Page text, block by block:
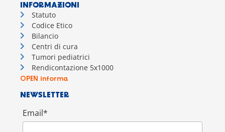
INFORMAZIONI
Statuto
Codice Etico
Bilancio
Centri di cura
Tumori pediatrici
Rendicontazione 5x1000
OPEN informa
NEWSLETTER
Email*